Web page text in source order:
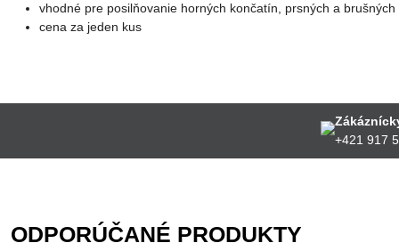
vhodné pre posilňovanie horných končatín, prsných a brušných
cena za jeden kus
+421 917
ODPORÚČANÉ PRODUKTY